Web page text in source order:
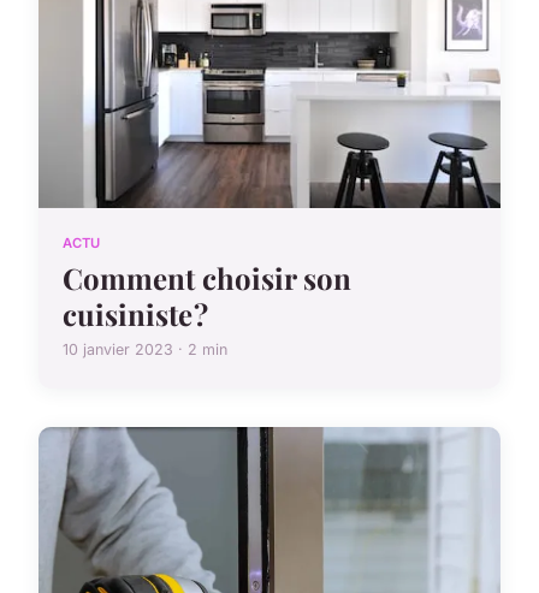
ACTU
Comment choisir son
cuisiniste ?
10 janvier 2023 · 2 min